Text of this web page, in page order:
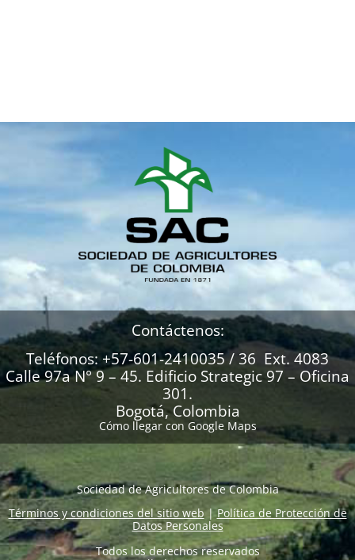
Contáctenos:
Teléfonos: +57-601-2410035 / 36 Ext. 4083
Calle 97a N° 9 – 45. Edificio Strategic 97 – Oficina
301.
Bogotá, Colombia
Cómo llegar con Google Maps
Sociedad de Agricultores de Colombia
Términos y condiciones del sitio web|Política de Protección de
Datos Personales
Todos los derechos reservados